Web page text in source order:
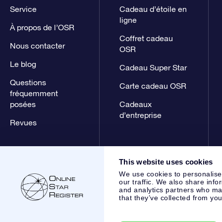
This website uses cookies
We use cookies to
our traffic. We also share
and analytics partners who
that they’ve collected from
Service
À propos de l’OSR
Nous contacter
Le blog
Questions
fréquemment
posées
Revues
Cadeau d’étoile en
ligne
Coffret cadeau
OSR
Cadeau Super Star
Carte cadeau OSR
Cadeaux
d’entreprise